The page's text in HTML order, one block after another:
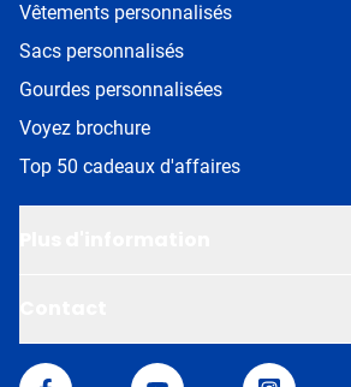
Vêtements personnalisés
Sacs personnalisés
Gourdes personnalisées
Voyez brochure
Top 50 cadeaux d'affaires
Van Helden